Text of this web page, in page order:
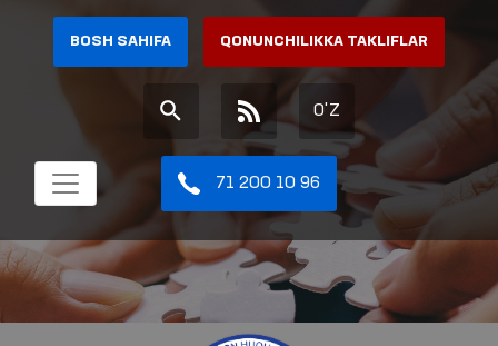
BOSH SAHIFA QONUNCHILIKKA TAKLIFLAR
O'Z
71 200 10 96